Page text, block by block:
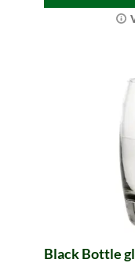
Black Bottle